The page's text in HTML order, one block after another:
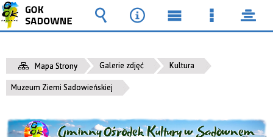
Mapa Strony Galerie zdjęć Kultura
Muzeum Ziemi Sadowieńskiej
Wyszukiwarka
Narzędzia
MenuMenu